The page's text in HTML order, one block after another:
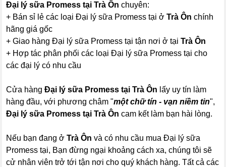
Đại lý sữa Promess tại Trà Ônchuyên:
+ Bán sỉ lẻ các loại Đại lý sữa Promess tại ởTrà Ôn chính
hãng giá gốc
+ Giao hàng Đại lý sữa Promess tại tận nơi ở tạiTrà Ôn
+ Hợp tác phân phối các loại Đại lý sữa Promess tại cho
các đại lý có nhu cầu
Cửa hàngĐại lý sữa Promess tại Trà Ôn lấy uy tín làm
hàng đầu, với phương châm "một chữ tín - vạn niềm tin",
Đại lý sữa Promess tại Trà Ôn cam kết làm bạn hài lòng.
Nếu bạn đang ởTrà Ôn và có nhu cầu mua Đại lý sữa
Promess tại, Bạn đừng ngại khoảng cách xa, chúng tôi sẽ
cử nhân viên trở tới tận nơi cho quý khách hàng. Tất cả các